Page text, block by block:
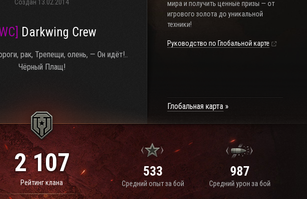
Создан 13.02.2014
Darkwing Crew
рак, Трепещи, олень, — Он идёт!..
Чёрный Плащ!
мира и получить ценные призы — от
игрового золота до уникальной
техники!
Руководство по Глобальной карте
Глобальная карта
2 107
Рейтинг клана
533
Средний опыт за бой
987
Средний урон за бой